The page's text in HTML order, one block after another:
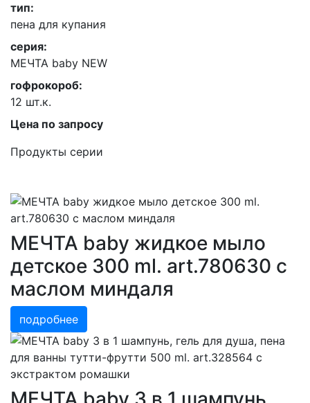
тип:
пена для купания
серия:
МЕЧТА baby NEW
гофрокороб:
12 шт.к.
Цена по запросу
Продукты серии
МЕЧТА baby жидкое мыло
детское 300 ml. art.780630 с
маслом миндаля
подробнее